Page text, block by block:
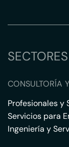
SECTORES
CONSULTORÍA
Profesionales y
Servicios para
Ingeniería y